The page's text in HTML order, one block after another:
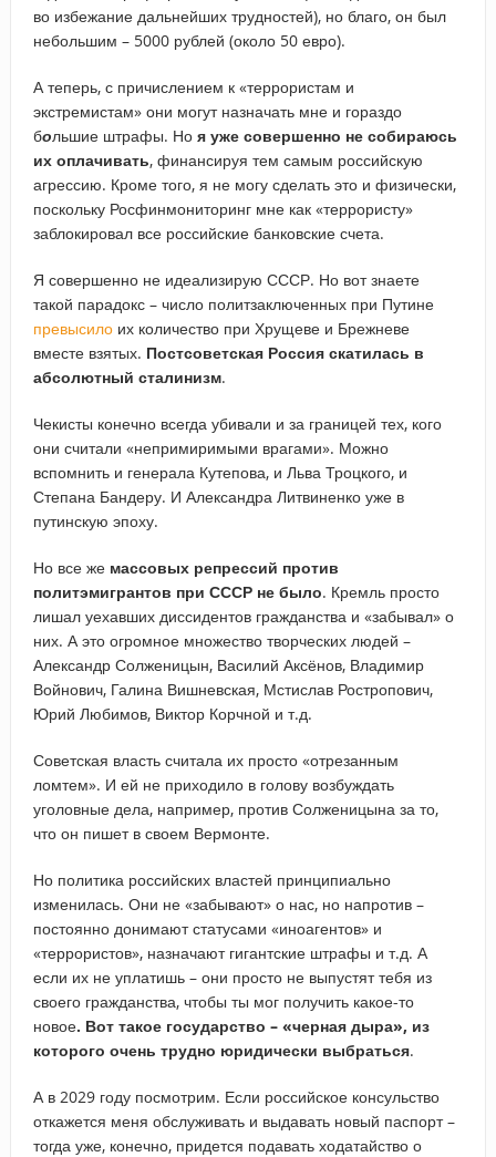
во избежание дальнейших трудностей), но благо, он был
небольшим – 5000 рублей (около 50 евро).
А теперь, с причислением к «террористам и
экстремистам» они могут назначать мне и гораздо
большие штрафы. Но я уже совершенно не собираюсь
их оплачивать, финансируя тем самым российскую
агрессию. Кроме того, я не могу сделать это и физически,
поскольку Росфинмониторинг мне как «террористу»
заблокировал все российские банковские счета.
Я совершенно не идеализирую СССР. Но вот знаете
такой парадокс – число политзаключенных при Путине
превысилоих количество при Хрущеве и Брежневе
вместе взятых. Постсоветская Россия скатилась в
абсолютный сталинизм.
Чекисты конечно всегда убивали и за границей тех, кого
они считали «непримиримыми врагами». Можно
вспомнить и генерала Кутепова, и Льва Троцкого, и
Степана Бандеру. И Александра Литвиненко уже в
путинскую эпоху.
Но все же массовых репрессий против
политэмигрантов при СССР не было. Кремль просто
лишал уехавших диссидентов гражданства и «забывал» о
них. А это огромное множество творческих людей –
Александр Солженицын, Василий Аксёнов, Владимир
Войнович, Галина Вишневская, Мстислав Ростропович,
Юрий Любимов, Виктор Корчной и т.д.
Советская власть считала их просто «отрезанным
ломтем». И ей не приходило в голову возбуждать
уголовные дела, например, против Солженицына за то,
что он пишет в своем Вермонте.
Но политика российских властей принципиально
изменилась. Они не «забывают» о нас, но напротив –
постоянно донимают статусами «иноагентов» и
«террористов», назначают гигантские штрафы и т.д. А
если их не уплатишь – они просто не выпустят тебя из
своего гражданства, чтобы ты мог получить какое-то
новое. Вот такое государство – «черная дыра», из
которого очень трудно юридически выбраться.
А в 2029 году посмотрим. Если российское консульство
откажется меня обслуживать и выдавать новый паспорт –
тогда уже, конечно, придется подавать ходатайство о